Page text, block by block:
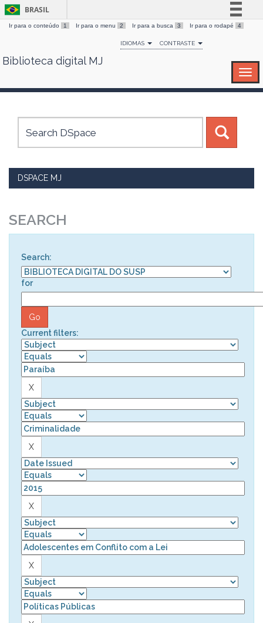
Skip
BRASIL
Simplifique!
Comunica BR
Canais
Ir para o conteúdo 1 Ir para o menu 2 Ir para a busca 3 Ir para o rodapé 4
IDIOMAS CONTRASTE
Biblioteca digital MJ
DSPACE MJ
SEARCH
Search:
for
Current filters: